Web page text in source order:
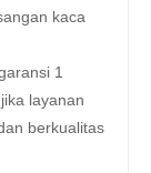
kaca
1
layanan
berkualitas